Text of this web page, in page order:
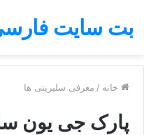
بت سایت
خانه / معرفی سلبریتی ها